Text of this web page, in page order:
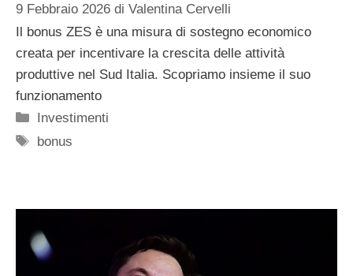
9 Febbraio 2026 di Valentina Cervelli
Il bonus ZES è una misura di sostegno economico
creata per incentivare la crescita delle attività
produttive nel Sud Italia. Scopriamo insieme il suo
funzionamento
Categorie
Investimenti
Tag
bonus